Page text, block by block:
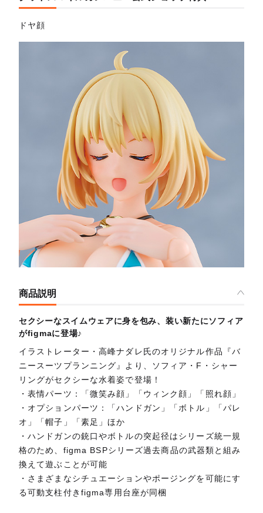
ドヤ顔
商品説明
セクシーなスイムウェアに身を包み、装い新たにソフィア
がfigmaに登場♪
イラストレーター・高峰ナダレ氏のオリジナル作品『バ
ニースーツプランニング』より、ソフィア・F・シャー
リングがセクシーな水着姿で登場！
・表情パーツ：「微笑み顔」「ウィンク顔」「照れ顔」
・オプションパーツ：「ハンドガン」「ボトル」「パレ
オ」「帽子」「素足」ほか
・ハンドガンの銃口やボトルの突起径はシリーズ統一規
格のため、figma BSPシリーズ過去商品の武器類と組み
換えて遊ぶことが可能
・さまざまなシチュエーションやポージングを可能にす
る可動支柱付きfigma専用台座が同梱